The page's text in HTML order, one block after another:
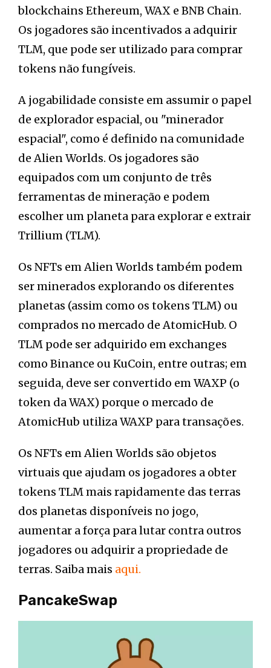
blockchains Ethereum, WAX e BNB Chain.
Os jogadores são incentivados a adquirir
TLM, que pode ser utilizado para comprar
tokens não fungíveis.
A jogabilidade consiste em assumir o papel
de explorador espacial, ou "minerador
espacial", como é definido na comunidade
de Alien Worlds. Os jogadores são
equipados com um conjunto de três
ferramentas de mineração e podem
escolher um planeta para explorar e extrair
Trillium (TLM).
Os NFTs em Alien Worlds também podem
ser minerados explorando os diferentes
planetas (assim como os tokens TLM) ou
comprados no mercado de AtomicHub. O
TLM pode ser adquirido em exchanges
como Binance ou KuCoin, entre outras; em
seguida, deve ser convertido em WAXP (o
token da WAX) porque o mercado de
AtomicHub utiliza WAXP para transações.
Os NFTs em Alien Worlds são objetos
virtuais que ajudam os jogadores a obter
tokens TLM mais rapidamente das terras
dos planetas disponíveis no jogo,
aumentar a força para lutar contra outros
jogadores ou adquirir a propriedade de
terras. Saiba mais aqui.
PancakeSwap